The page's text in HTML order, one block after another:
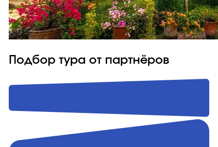
Подбор тура от партнёров